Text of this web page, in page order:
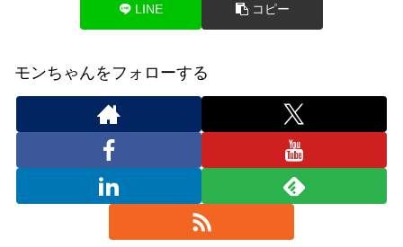
LINE コピー
モンちゃんをフォローする